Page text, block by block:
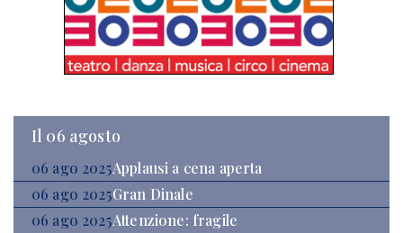
Il 06 agosto
06 ago 2025Applausi a cena aperta
06 ago 2025Gran Dinale
06 ago 2025Attenzione: fragile